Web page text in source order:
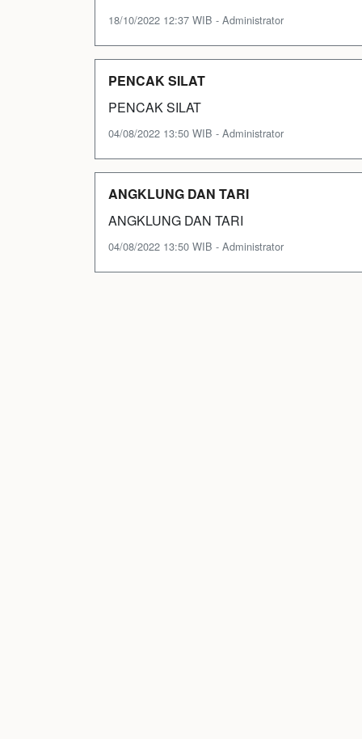
18/10/2022 12:37 WIB - Administrator
PENCAK SILAT
PENCAK SILAT
04/08/2022 13:50 WIB - Administrator
ANGKLUNG DAN TARI
ANGKLUNG DAN TARI
04/08/2022 13:50 WIB - Administrator